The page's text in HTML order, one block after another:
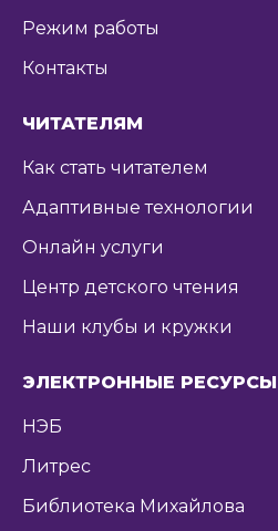
Режим работы
Контакты
ЧИТАТЕЛЯМ
Как стать читателем
Адаптивные технологии
Онлайн услуги
Центр детского чтения
Наши клубы и кружки
ЭЛЕКТРОННЫЕ РЕСУРСЫ
НЭБ
Литрес
Библиотека Михайлова